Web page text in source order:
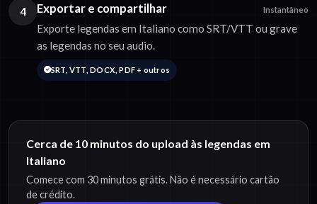
4 Exportar e compartilhar Instantâneo
Exporte legendas em Italiano como SRT/VTT ou grave
as legendas no seu audio.
SRT, VTT, DOCX, PDF + outros
Cerca de 10 minutos do upload às legendas em
Italiano
Comece com 30 minutos grátis. Não é necessário cartão
de crédito.